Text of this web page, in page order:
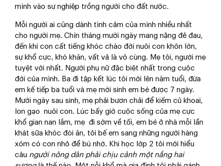
mình vào sự nghiệp trồng người cho đất nước.
Mỗi người ai cũng dành tình cảm của mình nhiều nhất
cho người mẹ. Chín tháng mười ngày mang nặng đẻ đau,
đến khi con cất tiếng khóc chào đời nuôi con khôn lớn,
sự khổ cực, khó khăn, vất vả là vô cùng. Mẹ tôi, người mẹ
tuyệt vời nhất. Người phụ nữ đặc biệt nhất trong cuộc
đời của mình. Ba đi tập kết lúc tôi mới lên năm tuổi, đứa
em kế tiếp ba tuổi và mẹ mới sinh em bé được 7 ngày.
Mười ngày sau sinh, mẹ phải bươn chải để kiếm củ khoai,
lon gạo nuôi con. Lúc bấy giờ cuộc sống của mẹ cực
khổ gian nan lắm, mẹ đi sớm về tối, em bé ở nhà mỗi lần
khát sữa khóc đòi ăn, tôi bế em sang những người hàng
xóm có con nhỏ để bú nhờ. Khi học lớp 2 tôi mới hiểu
câu người nông dân phải chịu cảnh một nắng hai